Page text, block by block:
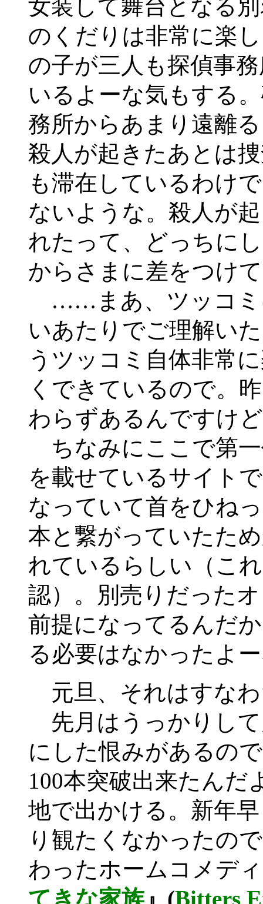
女装して舞台となる
のくだりは非常に楽
の子が三人も探偵事
いるよーな気もする
務所からあまり遠離
殺人が起きたあとは
も滞在しているわけ
ないような。殺人が
れたって、どっちに
からさまに差をつけ
……まあ、ツッコミ
いあたりでご理解い
うツッコミ自体非常
くできているので。
わらずあるんですけ
ちなみにここで第
を載せているサイト
なっていて首をひね
本と繋がっていたた
れているらしい（こ
認）。別売りだった
前提になってるんだ
る必要はなかったよ
元旦、それはすな
先月はうっかりし
にした恨みがあるの
100本突破出来たん
地で出かける。新年
り観たくなかったの
わったホームコメディ
てきな家族 』(Bitters